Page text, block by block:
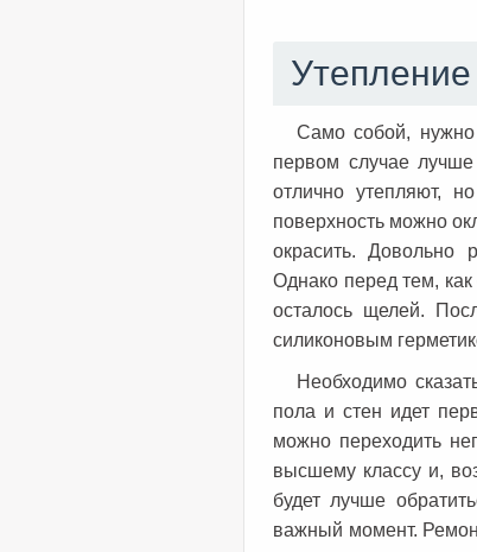
Само собой, нужно
первом случае
отлично утепляют,
поверхность можно
окрасить. Довольно
Однако перед тем, как
осталось щелей.
силиконовым
Необходимо
пола и стен идет
можно переходить
высшему классу и,
будет лучше
важный момент.